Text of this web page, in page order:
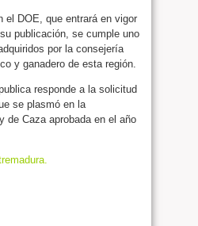
el DOE, que entrará en vigor
publicación, se cumple uno
por la consejería
y ganadero de esta región.
responde a la solicitud
se plasmó en la
de Caza aprobada en el año